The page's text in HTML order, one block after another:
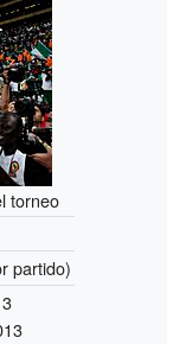
torneo
partido)